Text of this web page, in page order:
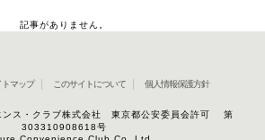
記事がありません。
トマップ このサイトについて 個人情報保護方針
ンス・クラブ株式会社 東京都公安委員会許可 第
303310908618号